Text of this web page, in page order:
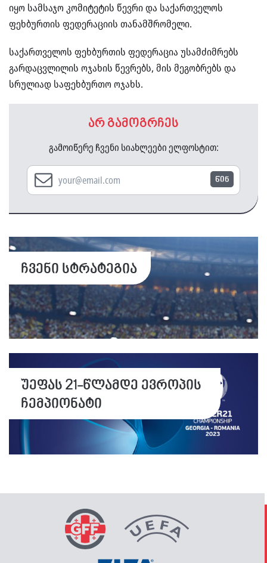
იყო სამსაჯო კომიტეტის წევრი და საქართველოს
ფეხბურთის ფედერაციის თანამშრომელი.
საქართველოს ფეხბურთის ფედერაცია უსამძიმრებს
გარდაცვლილის ოჯახის წევრებს, მის მეგობრებს და
სრულიად საფეხბურთო ოჯახს.
არ გამოგრჩეს
გამოიწერე ჩვენი სიახლეები ელფოსტით:
წინ
ჩვენი სტრატეგია
უეფას 21-წლამდე ევროპის
ჩემპიონატი